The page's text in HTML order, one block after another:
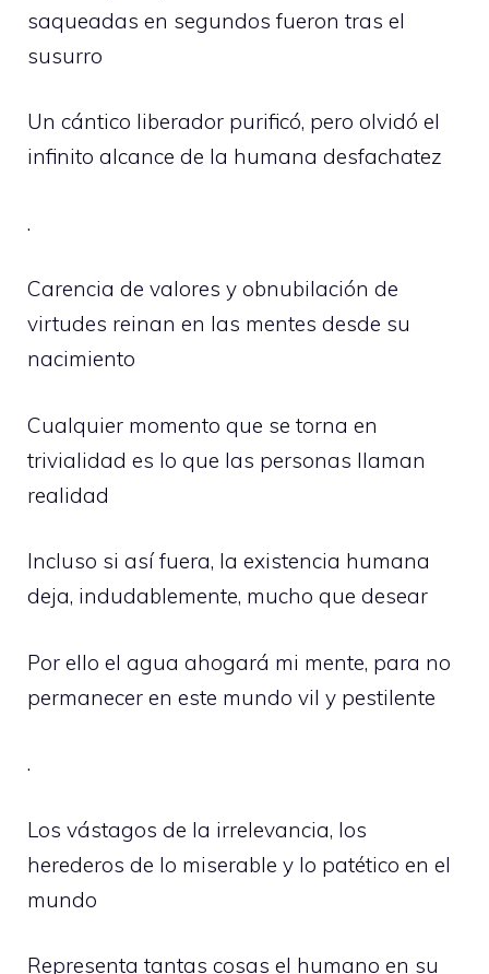
saqueadas en segundos fueron tras el
susurro
Un cántico liberador purificó, pero olvidó el
infinito alcance de la humana desfachatez
.
Carencia de valores y obnubilación de
virtudes reinan en las mentes desde su
nacimiento
Cualquier momento que se torna en
trivialidad es lo que las personas llaman
realidad
Incluso si así fuera, la existencia humana
deja, indudablemente, mucho que desear
Por ello el agua ahogará mi mente, para no
permanecer en este mundo vil y pestilente
.
Los vástagos de la irrelevancia, los
herederos de lo miserable y lo patético en el
mundo
Representa tantas cosas el humano en su